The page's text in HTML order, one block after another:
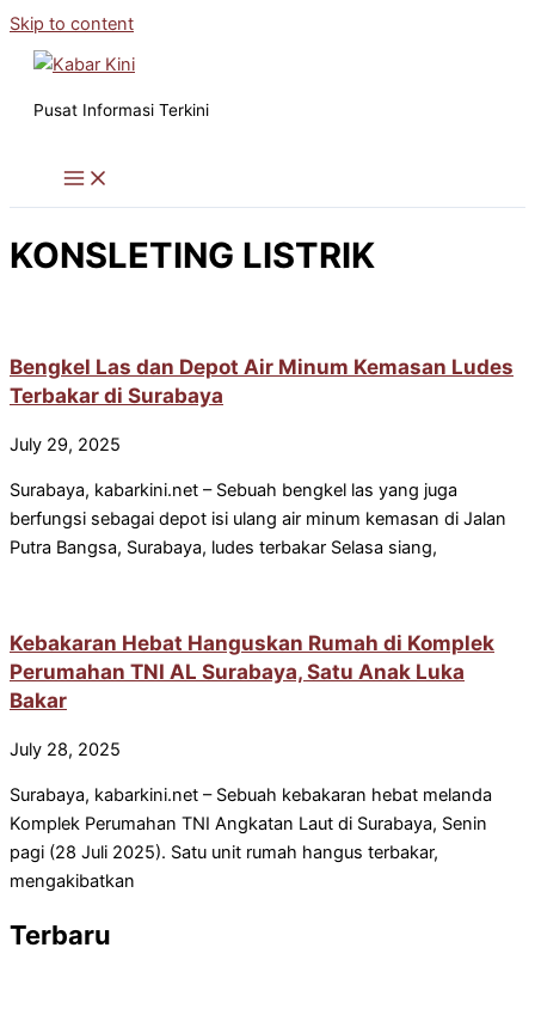
Skip to content
Pusat Informasi Terkini
KONSLETING LISTRIK
Bengkel Las dan Depot Air Minum Kemasan Ludes
Terbakar di Surabaya
July 29, 2025
Surabaya, kabarkini.net – Sebuah bengkel las yang juga
berfungsi sebagai depot isi ulang air minum kemasan di Jalan
Putra Bangsa, Surabaya, ludes terbakar Selasa siang,
Kebakaran Hebat Hanguskan Rumah di Komplek
Perumahan TNI AL Surabaya, Satu Anak Luka
Bakar
July 28, 2025
Surabaya, kabarkini.net – Sebuah kebakaran hebat melanda
Komplek Perumahan TNI Angkatan Laut di Surabaya, Senin
pagi (28 Juli 2025). Satu unit rumah hangus terbakar,
mengakibatkan
Terbaru